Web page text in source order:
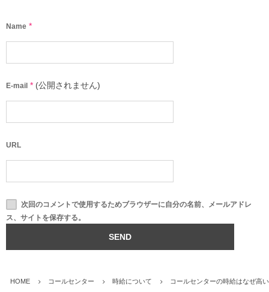
Name *
E-mail * (公開されません)
URL
次回のコメントで使用するためブラウザーに自分の名前、メールアドレ
ス、サイトを保存する。
HOME コールセンター 時給について コールセンターの時給はなぜ高